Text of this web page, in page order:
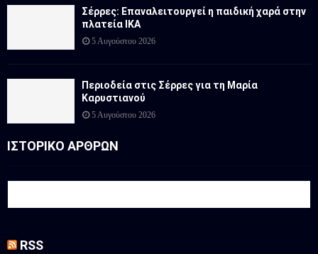
Σέρρες: Επαναλειτουργεί η παιδική χαρά στην
πλατεία ΙΚΑ
5 Αυγούστου 2026
Περιοδεία στις Σέρρες για τη Μαρία
Καρυστιανού
5 Αυγούστου 2026
ΙΣΤΟΡΙΚΟ ΑΡΘΡΩΝ
RSS